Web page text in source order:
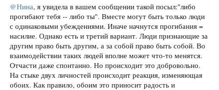
@Нина, я увидела в вашем сообщении такой посыл:"либо
прогибают тебя -- либо ты". Вместе могут быть только люди
с одинаковыми убеждениями. Иначе начнутся прогибания =
насилие. Однако есть и третий вариант. Люди признающие за
другим право быть другим, а за собой право быть собой. Во
взаимодействии таких людей вполне может что-то менятся.
Отчасти даже спонтанно. Но происходит это добровольно.
На стыке двух личностей происходит реакция, изменяющая
обоих. Как правило, обоим это приносит радость и